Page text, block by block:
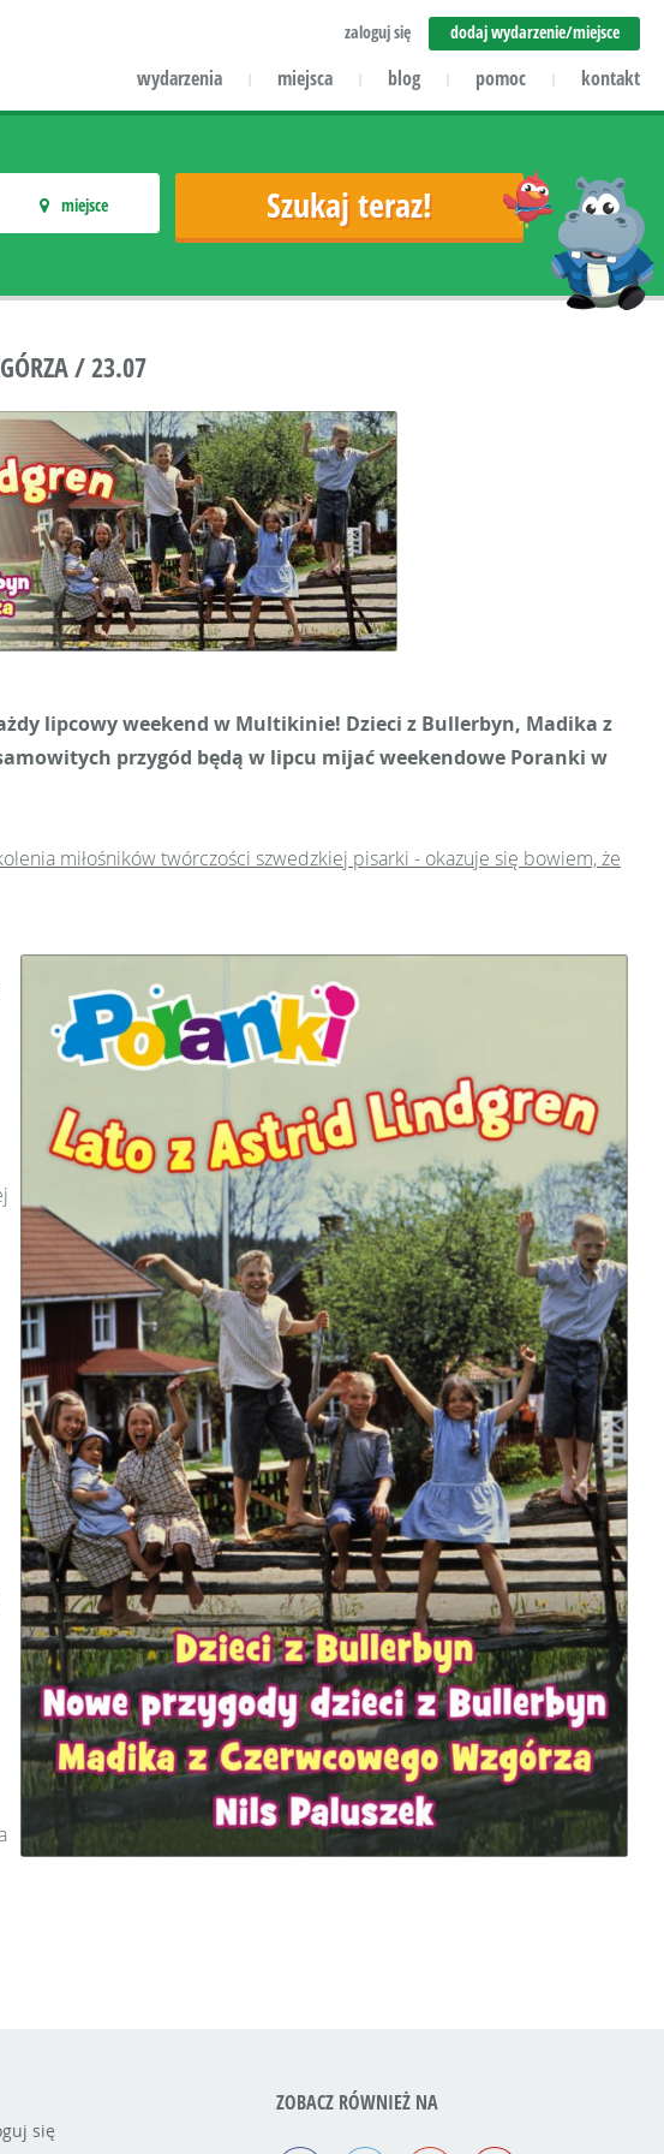
zaloguj się dodaj wydarzenie/miejsce
wydarzenia | miejsca | blog | pomoc | kontakt
miejsce
/ 23.07
lipcowy weekend w Multikinie! Dzieci z Bullerbyn, Madika z
przygód będą w lipcu mijać weekendowe Poranki w
miłośników twórczości szwedzkiej pisarki - okazuje się bowiem, że
się
ZOBACZ RÓWNIEŻ NA